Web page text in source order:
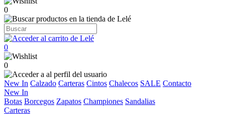
0
0
0
New In Calzado Carteras Cintos Chalecos SALE Contacto
New In
Botas Borcegos Zapatos Championes Sandalias
Carteras